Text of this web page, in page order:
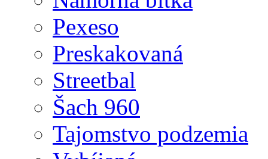
Pexeso
Preskakovaná
Streetbal
Šach 960
Tajomstvo podzemia